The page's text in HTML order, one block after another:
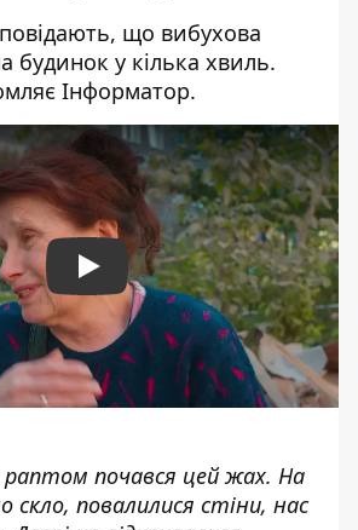
що вибухова
будинок у кілька хвиль.
Інформатор.
Play
раптом почався цей жах. На
скло, повалилися стіни, нас